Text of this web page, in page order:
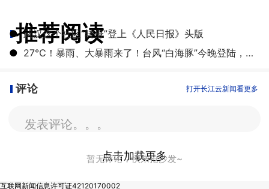
推荐阅读
● 武汉这个社区“转身”登上《人民日报》头版
●
27℃！暴雨、大暴雨来了！台风“白海豚”今晚登陆，湖北开启降雨降温模式
评论 打开长江云新闻看更多
发表评论。。。
暂无评论，快来抢沙发~
点击加载更多
互联网新闻信息许可证42120170002